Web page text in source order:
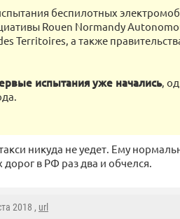
беспилотных
Rouen Normandy
Territoires, а также
испытания уже начались,
никуда не уедет. Ему
в РФ раз два и обчелся.
2018 , url